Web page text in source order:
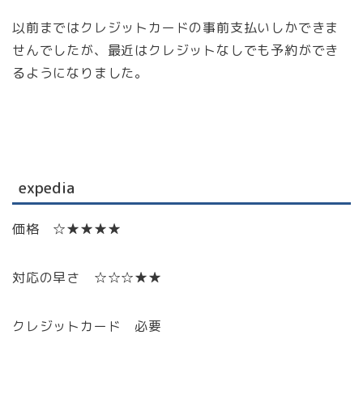
以前まではクレジットカードの事前支払いしかできま
せんでしたが、最近はクレジットなしでも予約ができ
るようになりました。
expedia
価格 ☆★★★★
対応の早さ ☆☆☆★★
クレジットカード 必要